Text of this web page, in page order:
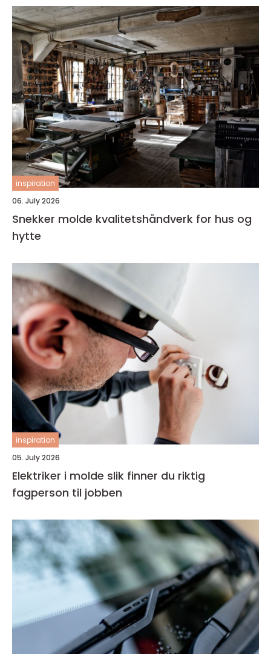
inspiration
06. July 2026
Snekker molde kvalitetshåndverk for hus og
hytte
inspiration
05. July 2026
Elektriker i molde slik finner du riktig
fagperson til jobben